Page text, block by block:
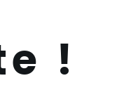
!